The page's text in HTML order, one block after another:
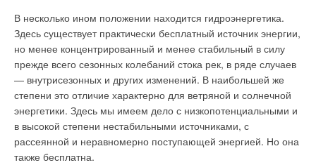
В несколько ином положении находится гидроэнергетика.
Здесь существует практически бесплатный источник энергии,
но менее концентрированный и менее стабильный в силу
прежде всего сезонных колебаний стока рек, в ряде случаев
— внутрисезонных и других изменений. В наибольшей же
степени это отличие характерно для ветряной и солнечной
энергетики. Здесь мы имеем дело с низкопотенциальными и
в высокой степени нестабильными источниками, с
рассеянной и неравномерно поступающей энергией. Но она
также бесплатна.